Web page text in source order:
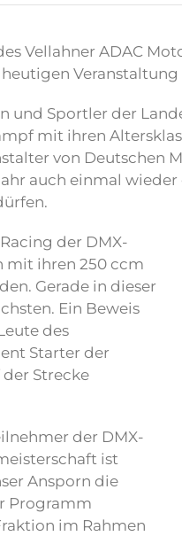
Vellahner ADAC
Veranstaltung
und Sportler der
mit ihren
von Deutschen
auch einmal
der DMX-
mit ihren 250 ccm
Gerade in dieser
Ein Beweis
des
Starter der
Strecke
der DMX-
ist
Ansporn die
Programm
im Rahmen